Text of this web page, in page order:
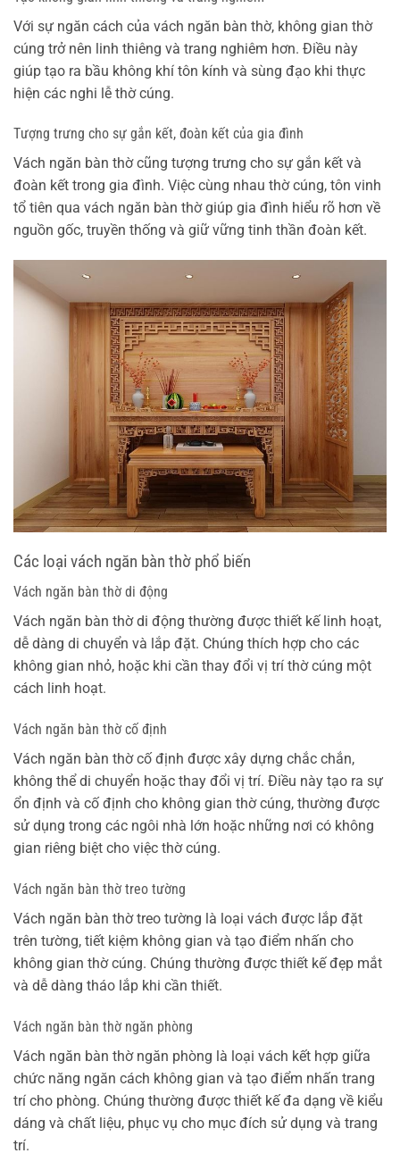
Với sự ngăn cách của vách ngăn bàn thờ, không gian thờ
cúng trở nên linh thiêng và trang nghiêm hơn. Điều này
giúp tạo ra bầu không khí tôn kính và sùng đạo khi thực
hiện các nghi lễ thờ cúng.
Tượng trưng cho sự gắn kết, đoàn kết của gia đình
Vách ngăn bàn thờ cũng tượng trưng cho sự gắn kết và
đoàn kết trong gia đình. Việc cùng nhau thờ cúng, tôn vinh
tổ tiên qua vách ngăn bàn thờ giúp gia đình hiểu rõ hơn về
nguồn gốc, truyền thống và giữ vững tinh thần đoàn kết.
Các loại vách ngăn bàn thờ phổ biến
Vách ngăn bàn thờ di động
Vách ngăn bàn thờ di động thường được thiết kế linh hoạt,
dễ dàng di chuyển và lắp đặt. Chúng thích hợp cho các
không gian nhỏ, hoặc khi cần thay đổi vị trí thờ cúng một
cách linh hoạt.
Vách ngăn bàn thờ cố định
Vách ngăn bàn thờ cố định được xây dựng chắc chắn,
không thể di chuyển hoặc thay đổi vị trí. Điều này tạo ra sự
ổn định và cố định cho không gian thờ cúng, thường được
sử dụng trong các ngôi nhà lớn hoặc những nơi có không
gian riêng biệt cho việc thờ cúng.
Vách ngăn bàn thờ treo tường
Vách ngăn bàn thờ treo tường là loại vách được lắp đặt
trên tường, tiết kiệm không gian và tạo điểm nhấn cho
không gian thờ cúng. Chúng thường được thiết kế đẹp mắt
và dễ dàng tháo lắp khi cần thiết.
Vách ngăn bàn thờ ngăn phòng
Vách ngăn bàn thờ ngăn phòng là loại vách kết hợp giữa
chức năng ngăn cách không gian và tạo điểm nhấn trang
trí cho phòng. Chúng thường được thiết kế đa dạng về kiểu
dáng và chất liệu, phục vụ cho mục đích sử dụng và trang
trí.